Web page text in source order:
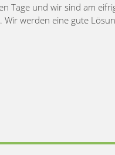
Tage und wir sind am
Wir werden eine gute